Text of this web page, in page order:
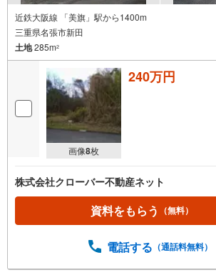
近鉄大阪線 「美旗」駅から1400m
三重県名張市新田
土地285m2
画像8枚
240万円
株式会社クローバー不動産ネット
資料をもらう （無料）
電話する （通話料無料）